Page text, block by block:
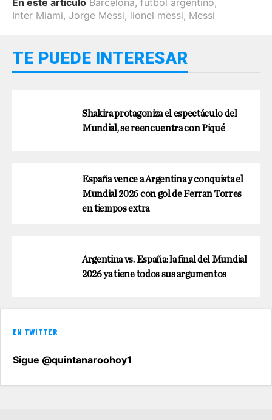
En este artículo Barcelona, futbol argentino,
Inter Miami, Jorge Messi, lionel messi, Messi
TE PUEDE INTERESAR
Shakira protagoniza el espectáculo del
Mundial, se reencuentra con Piqué
España vence a Argentina y conquista el
Mundial 2026 con gol de Ferran Torres
en tiempos extra
Argentina vs. España: la final del Mundial
2026 ya tiene todos sus argumentos
EN TWITTER
Sigue @quintanaroohoy1